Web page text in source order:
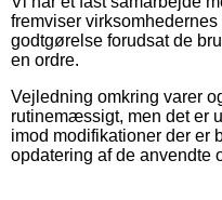
fremviser
godtgørelse forudsat de
en ordre.
Vejledning omkring varer
rutinemæssigt, men det er
imod modifikationer der er
opdatering af de anvendte